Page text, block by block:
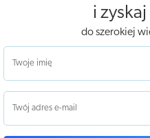
i
do szerokiej